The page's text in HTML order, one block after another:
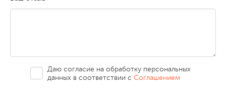
Даю согласие на обработку персональных
данных в соответствии сСоглашением